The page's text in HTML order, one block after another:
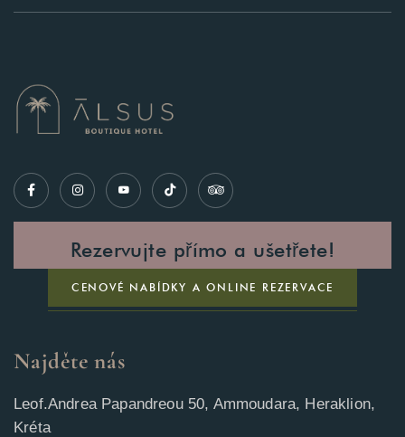
Rezervujte přímo a ušetřete!
CENOVÉ NABÍDKY A ONLINE REZERVACE
Najděte nás
Leof.Andrea Papandreou 50, Ammoudara, Heraklion,
Kréta